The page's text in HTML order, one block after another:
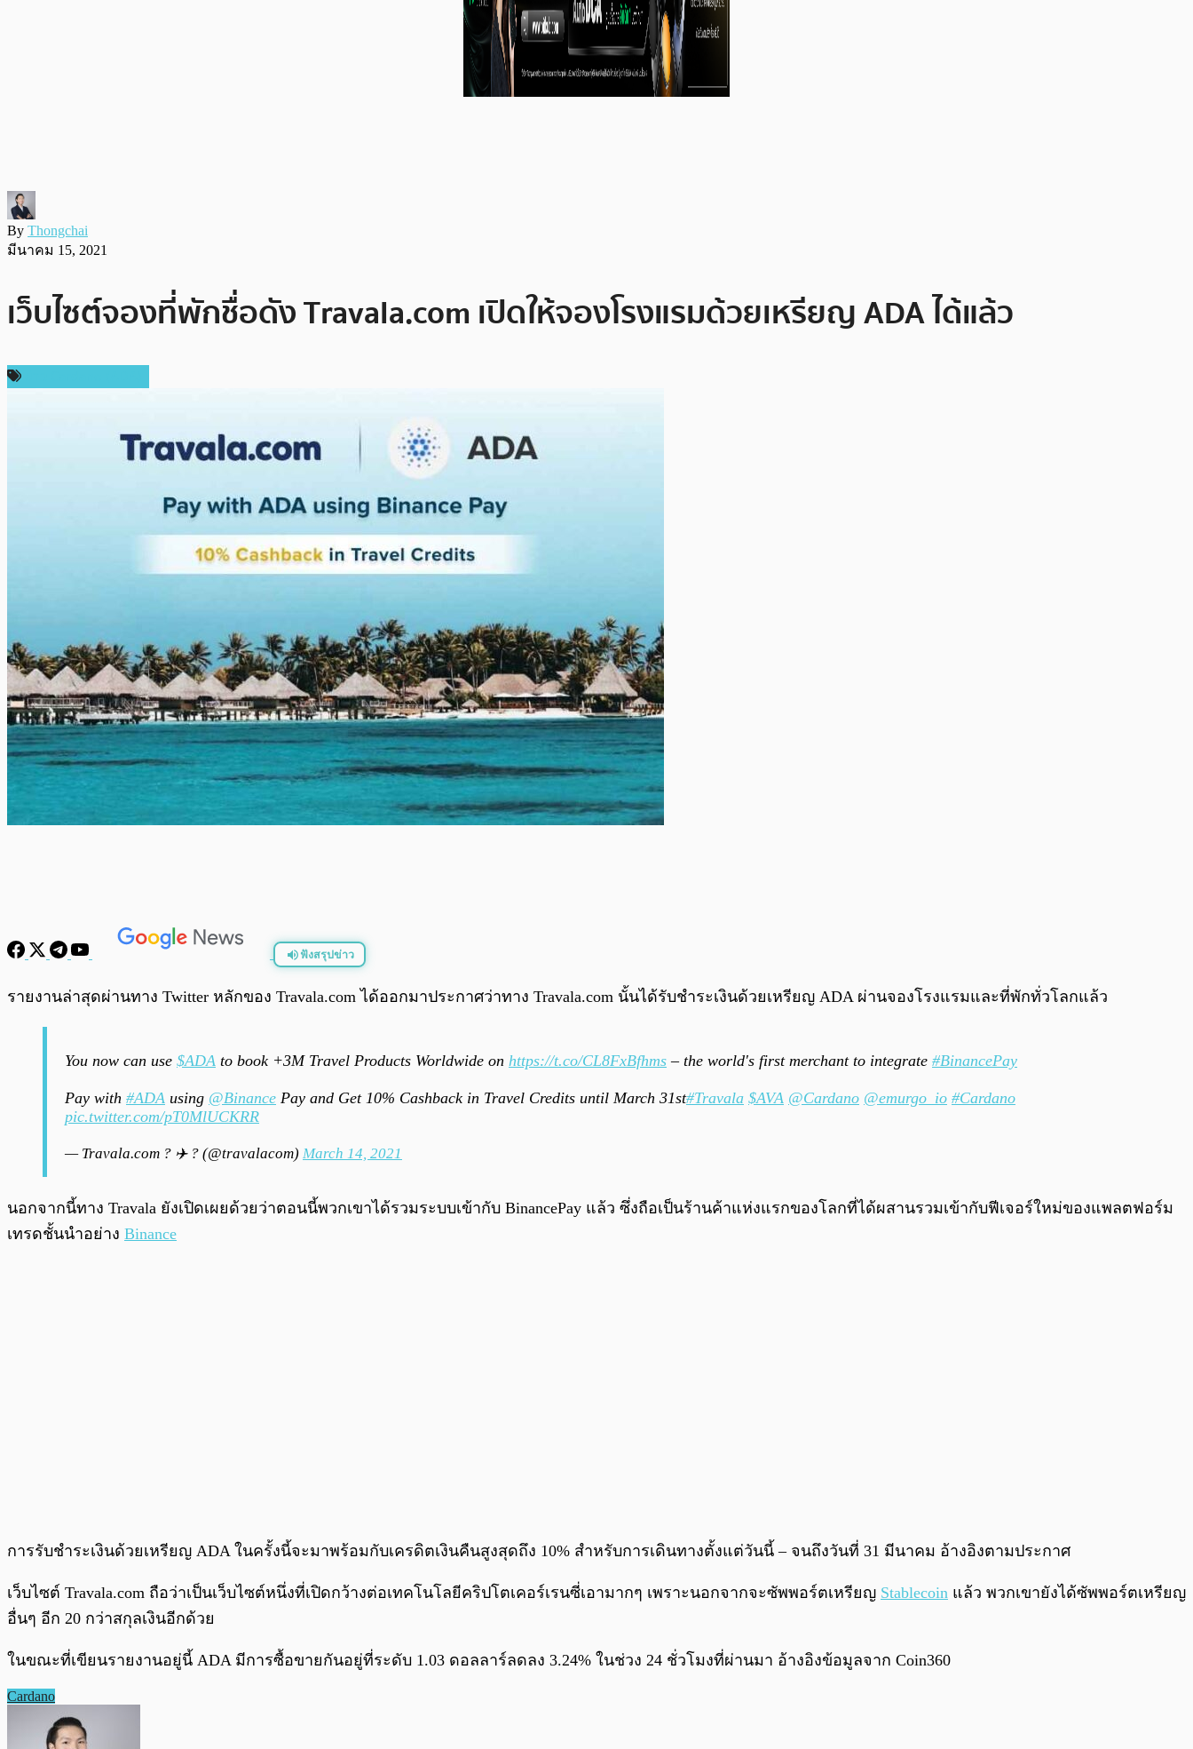
By Thongchai
มีนาคม 15, 2021
เว็บไซต์จองที่พักชื่อดัง Travala.com เปิดให้จองโรงแรมด้วยเหรียญ ADA ได้แล้ว
ฟังสรุปข่าว
พร้อมเล่น /
รายงานล่าสุดผ่านทาง Twitter หลักของ Travala.com ได้ออกมาประกาศว่าทาง Travala.com นั้นได้รับชำระเงินด้วยเหรียญ ADA ผ่านจองโรงแรมและที่พักทั่วโลกแล้ว
You now can use $ADA to book +3M Travel Products Worldwide on https://t.co/CL8FxBfhms – the world's first merchant to integrate #BinancePay
Pay with #ADA using @Binance Pay and Get 10% Cashback in Travel Credits until March 31st#Travala $AVA @Cardano @emurgo_io #Cardano
pic.twitter.com/pT0MlUCKRR
— Travala.com ? ✈️ ? (@travalacom) March 14, 2021
นอกจากนี้ทาง Travala ยังเปิดเผยด้วยว่าตอนนี้พวกเขาได้รวมระบบเข้ากับ BinancePay แล้ว ซึ่งถือเป็นร้านค้าแห่งแรกของโลกที่ได้ผสานรวมเข้ากับฟีเจอร์ใหม่ของแพลตฟอร์ม
เทรดชั้นนำอย่าง Binance
การรับชำระเงินด้วยเหรียญ ADA ในครั้งนี้จะมาพร้อมกับเครดิตเงินคืนสูงสุดถึง 10% สำหรับการเดินทางตั้งแต่วันนี้ – จนถึงวันที่ 31 มีนาคม อ้างอิงตามประกาศ
เว็บไซต์ Travala.com ถือว่าเป็นเว็บไซต์หนึ่งที่เปิดกว้างต่อเทคโนโลยีคริปโตเคอร์เรนซี่เอามากๆ เพราะนอกจากจะซัพพอร์ตเหรียญ Stablecoin แล้ว พวกเขายังได้ซัพพอร์ตเหรียญ
อื่นๆ อีก 20 กว่าสกุลเงินอีกด้วย
ในขณะที่เขียนรายงานอยู่นี้ ADA มีการซื้อขายกันอยู่ที่ระดับ 1.03 ดอลลาร์ลดลง 3.24% ในช่วง 24 ชั่วโมงที่ผ่านมา อ้างอิงข้อมูลจาก Coin360
Cardano